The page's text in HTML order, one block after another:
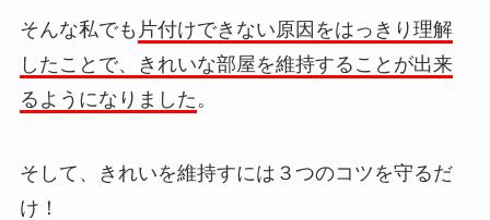
そんな私でも 片付けできない原因をはっきり理解
したことで、きれいな部屋を維持することが出来
るようになりました 。
そして、
きれいを維持すには３つのコツを守るだ
け！